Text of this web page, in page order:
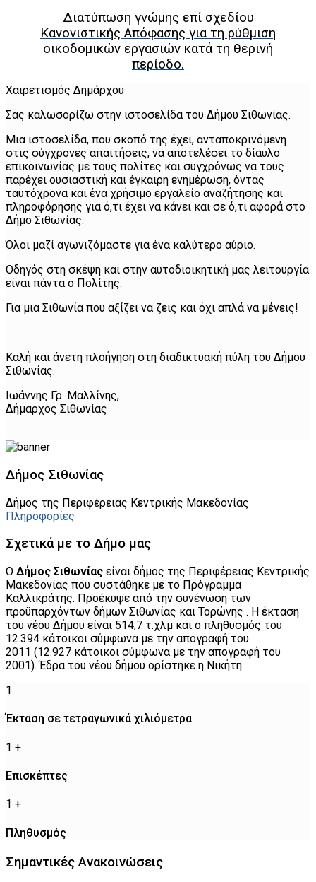
Διατύπωση γνώμης επί σχεδίου
Κανονιστικής Απόφασης για τη ρύθμιση
οικοδομικών εργασιών κατά τη θερινή
περίοδο.
Χαιρετισμός Δημάρχου
Σας καλωσορίζω στην ιστοσελίδα του Δήμου Σιθωνίας.
Μια ιστοσελίδα, που σκοπό της έχει, ανταποκρινόμενη
στις σύγχρονες απαιτήσεις, να αποτελέσει το δίαυλο
επικοινωνίας με τους πολίτες και συγχρόνως να τους
παρέχει ουσιαστική και έγκαιρη ενημέρωση, όντας
ταυτόχρονα και ένα χρήσιμο εργαλείο αναζήτησης και
πληροφόρησης για ό,τι έχει να κάνει και σε ό,τι αφορά στο
Δήμο Σιθωνίας.
Όλοι μαζί αγωνιζόμαστε για ένα καλύτερο αύριο.
Οδηγός στη σκέψη και στην αυτοδιοικητική μας λειτουργία
είναι πάντα ο Πολίτης.
Για μια Σιθωνία που αξίζει να ζεις και όχι απλά να μένεις!
Καλή και άνετη πλοήγηση στη διαδικτυακή πύλη του Δήμου
Σιθωνίας.
Ιωάννης Γρ. Μαλλίνης,
Δήμαρχος Σιθωνίας
Δήμος Σιθωνίας
Δήμος της Περιφέρειας Κεντρικής Μακεδονίας
Πληροφορίες
Σχετικά με το Δήμο μας
Ο Δήμος Σιθωνίας είναι δήμος της Περιφέρειας Κεντρικής
Μακεδονίας που συστάθηκε με το Πρόγραμμα
Καλλικράτης. Προέκυψε από την συνένωση των
προϋπαρχόντων δήμων Σιθωνίας και Τορώνης . Η έκταση
του νέου Δήμου είναι 514,7 τ.χλμ και ο πληθυσμός του
12.394 κάτοικοι σύμφωνα με την απογραφή του
2011 (12.927 κάτοικοι σύμφωνα με την απογραφή του
2001). Έδρα του νέου δήμου ορίστηκε η Νικήτη.
1
Έκταση σε τετραγωνικά χιλιόμετρα
1 +
Επισκέπτες
1 +
Πληθυσμός
Σημαντικές Ανακοινώσεις